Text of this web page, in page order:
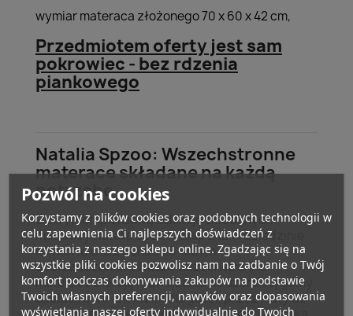
wymiar materaca złożonego 70 x 60 x 42 cm,
Przedmiotem oferty jest sam
pokrowiec - bez rdzenia
piankowego
Natalia Spzoo: Wszechstronne
materace składane na każdą
potrzebę
Odkryj kompleksową kolekcję składanych
materacy Natalia Spzoo, eksperta w dziedzinie
komfortu snu z ponad 25-letnim
doświadczeniem. Nasze wszechstronne
materace oferują rozwiązania do szerokiej gamy
zastosowań - od łóżek dla gości, przez maty do
Pozwól na cookies
Korzystamy z plików cookies oraz podobnych technologii w
celu zapewnienia Ci najlepszych doświadczeń z
korzystania z naszego sklepu online. Zgadzając się na
wszystkie pliki cookies pozwolisz nam na zadbanie o Twój
komfort podczas dokonywania zakupów na podstawie
Twoich własnych preferencji, nawyków oraz dopasowania
wyświetlania naszej oferty indywidualnie do Twoich